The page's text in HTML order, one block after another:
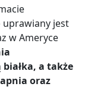
jest
w Ameryce
a także
oraz